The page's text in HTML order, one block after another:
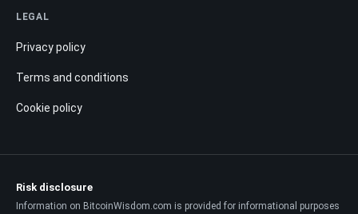
LEGAL
Privacy policy
Terms and conditions
Cookie policy
Risk disclosure
Information on BitcoinWisdom.com is provided for informational purposes